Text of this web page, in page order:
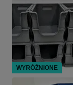
WYRÓŻNIONE